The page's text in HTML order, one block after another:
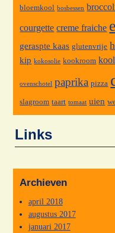
bloemkool bosbessen
courgette creme fraiche
geraspte kaas glutenvrije
kip kokosolie kookroom
ovenschotel paprika pizza
slagroom taart tomaat uien
Links
Archieven
april 2018
augustus 2017
januari 2017